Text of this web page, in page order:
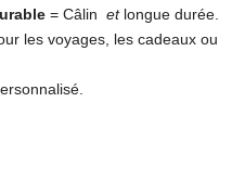
= Câlin et longue durée.
les voyages, les cadeaux ou